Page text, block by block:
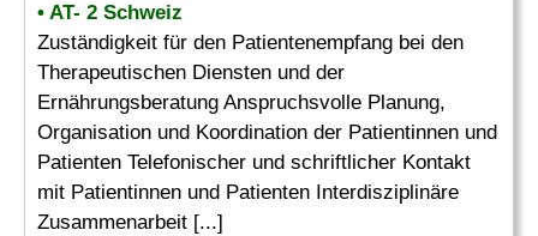
• AT- 2 Schweiz
Zuständigkeit für den Patientenempfang bei den
Therapeutischen Diensten und der
Ernährungsberatung Anspruchsvolle Planung,
Organisation und Koordination der Patientinnen und
Patienten Telefonischer und schriftlicher Kontakt
mit Patientinnen und Patienten Interdisziplinäre
Zusammenarbeit [...]